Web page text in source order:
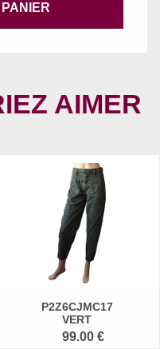
AIMER
P2Z6CJMC17
VERT
99.00 €